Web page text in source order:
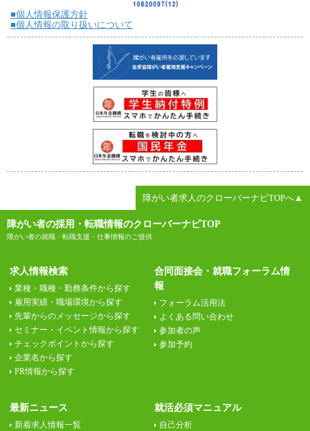
■個人情報保護方針
■個人情報の取り扱いについて
障がい者求人のクローバーナビTOPへ▲
障がい者の採用・転職情報のクローバーナビTOP
障がい者の就職・転職支援・仕事情報のご提供
求人情報検索
業種・職種・勤務条件から探す
雇用実績・職場環境から探す
先輩からのメッセージから探す
セミナー・イベント情報から探す
チェックポイントから探す
企業名から探す
PR情報から探す
合同面接会・就職フォーラム情
報
フォーラム活用法
よくある問い合わせ
参加者の声
参加予約
最新ニュース
新着求人情報一覧
就活必須マニュアル
自己分析